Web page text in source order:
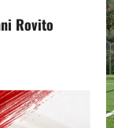
Rovito